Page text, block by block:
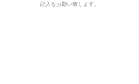
記入をお願い致します。